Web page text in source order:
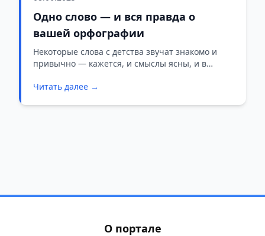
Одно слово — и вся правда о
вашей орфографии
Некоторые слова с детства звучат знакомо и
привычно — кажется, и смыслы ясны, и в
попытаться их записать, как появляется
Читать далее →
О портале